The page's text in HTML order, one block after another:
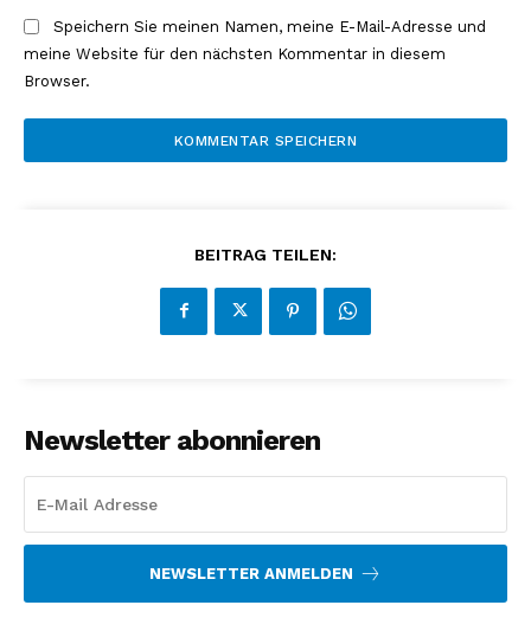
Speichern Sie meinen Namen, meine E-Mail-Adresse und
meine Website für den nächsten Kommentar in diesem
Browser.
BEITRAG TEILEN:
Newsletter abonnieren
NEWSLETTER ANMELDEN